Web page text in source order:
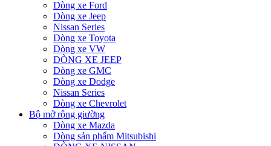
Dòng xe Ford
Dòng xe Jeep
Nissan Series
Dòng xe Toyota
Dòng xe VW
DÒNG XE JEEP
Dòng xe GMC
Dòng xe Dodge
Nissan Series
Dòng xe Chevrolet
Bộ mở rộng giường
Dòng xe Mazda
Dòng sản phẩm Mitsubishi